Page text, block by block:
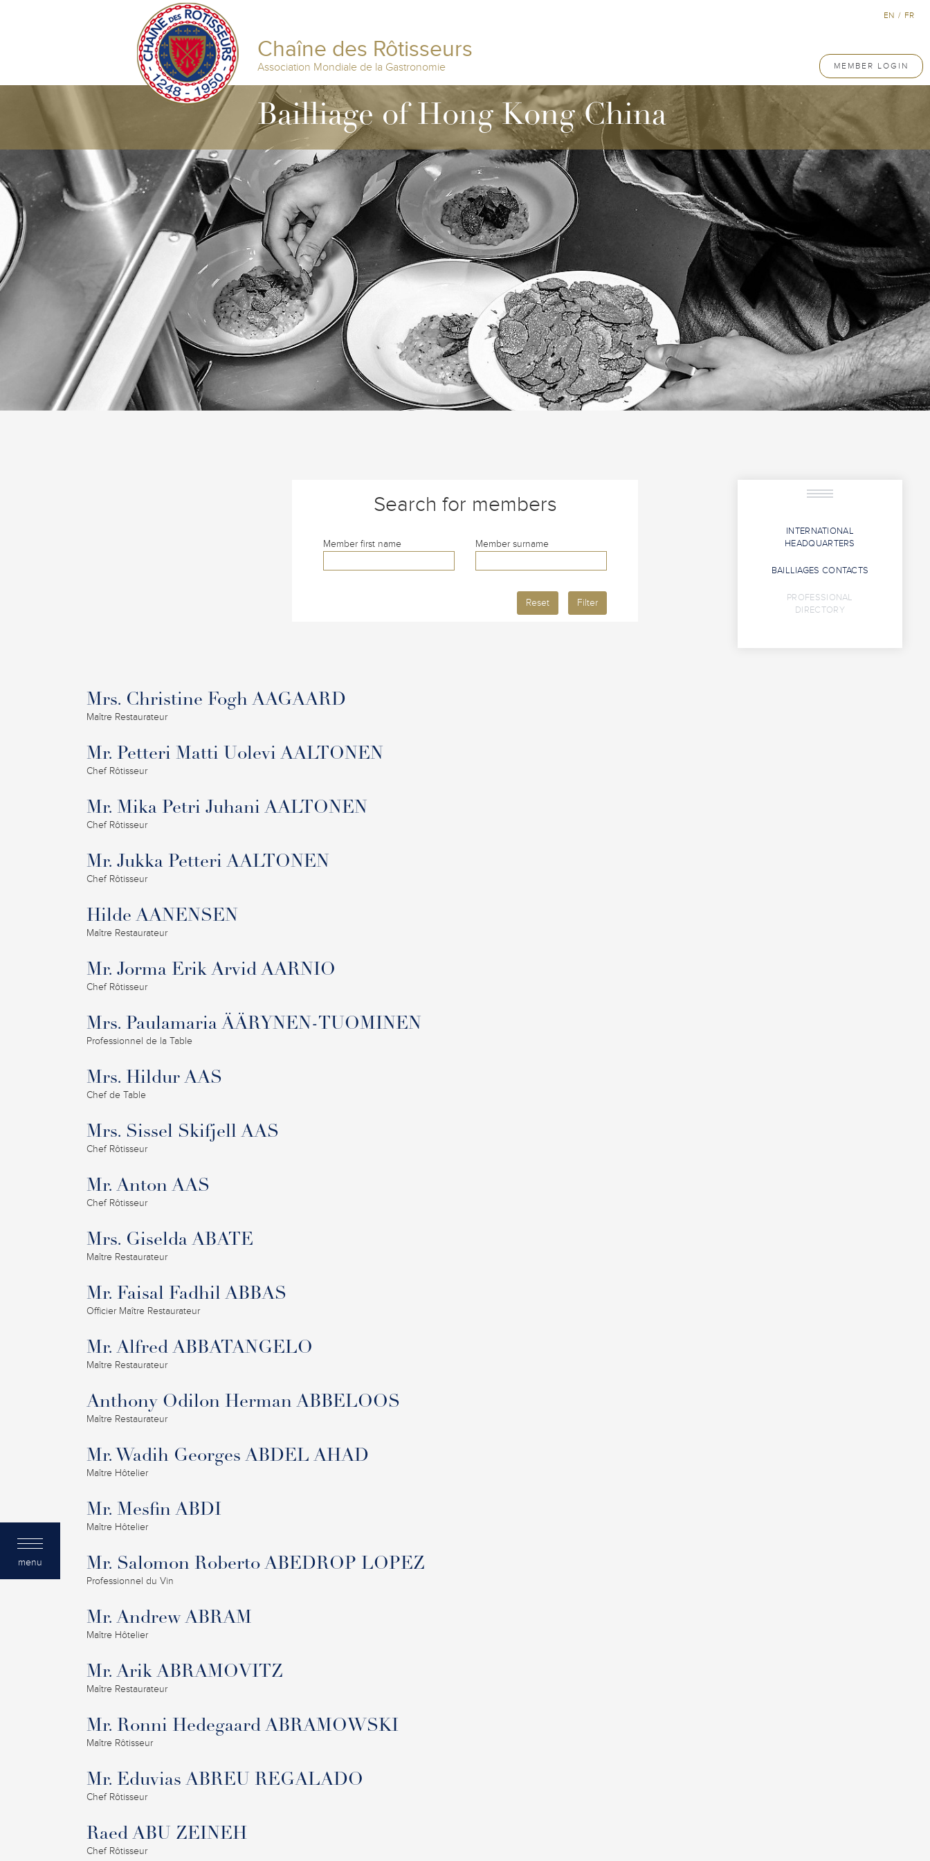
menu
Chaîne des Rôtisseurs
Association Mondiale de la Gastronomie MEMBER LOGIN
EN / FR
Bailliage of Hong Kong China
Search for members
Member first name Member surname
Reset Filter
Mrs. Christine Fogh AAGAARD
Maître Restaurateur
Mr. Petteri Matti Uolevi AALTONEN
Chef Rôtisseur
Mr. Mika Petri Juhani AALTONEN
Chef Rôtisseur
Mr. Jukka Petteri AALTONEN
Chef Rôtisseur
Hilde AANENSEN
Maître Restaurateur
Mr. Jorma Erik Arvid AARNIO
Chef Rôtisseur
Mrs. Paulamaria ÄÄRYNEN-TUOMINEN
Professionnel de la Table
Mrs. Hildur AAS
Chef de Table
Mrs. Sissel Skifjell AAS
Chef Rôtisseur
Mr. Anton AAS
Chef Rôtisseur
Mrs. Giselda ABATE
Maître Restaurateur
Mr. Faisal Fadhil ABBAS
Officier Maître Restaurateur
Mr. Alfred ABBATANGELO
Maître Restaurateur
Anthony Odilon Herman ABBELOOS
Maître Restaurateur
Mr. Wadih Georges ABDEL AHAD
Maître Hôtelier
Mr. Mesfin ABDI
Maître Hôtelier
Mr. Salomon Roberto ABEDROP LOPEZ
Professionnel du Vin
Mr. Andrew ABRAM
Maître Hôtelier
Mr. Arik ABRAMOVITZ
Maître Restaurateur
Mr. Ronni Hedegaard ABRAMOWSKI
Maître Rôtisseur
Mr. Eduvias ABREU REGALADO
Chef Rôtisseur
Raed ABU ZEINEH
Chef Rôtisseur
INTERNATIONAL
HEADQUARTERS
BAILLIAGES CONTACTS
PROFESSIONAL
DIRECTORY